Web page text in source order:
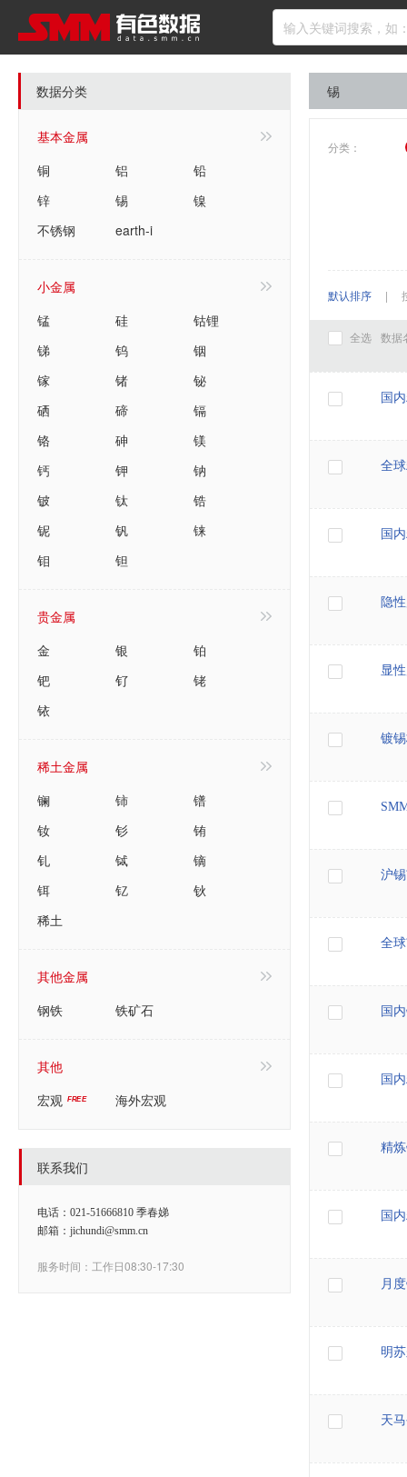
数据分类
基本金属
铜
铝
铅
锌
锡
镍
不锈钢
earth-i
小金属
锰
硅
钴锂
锑
钨
铟
镓
锗
铋
硒
碲
镉
铬
砷
镁
钙
钾
钠
铍
钛
锆
铌
钒
铼
钼
钽
贵金属
金
银
铂
钯
钌
铑
铱
稀土金属
镧
铈
镨
钕
钐
铕
钆
铽
镝
铒
钇
钬
稀土
其他金属
钢铁
铁矿石
其他
宏观
海外宏观
联系我们
电话：021-51666810 季春娣
邮箱：jichundi@smm.cn
服务时间：工作日08:30-17:30
锡
分类：
默认排序 |
全选 数据
国
全
国
隐
显
镀
沪
全
国
国
精
国
月
明
天